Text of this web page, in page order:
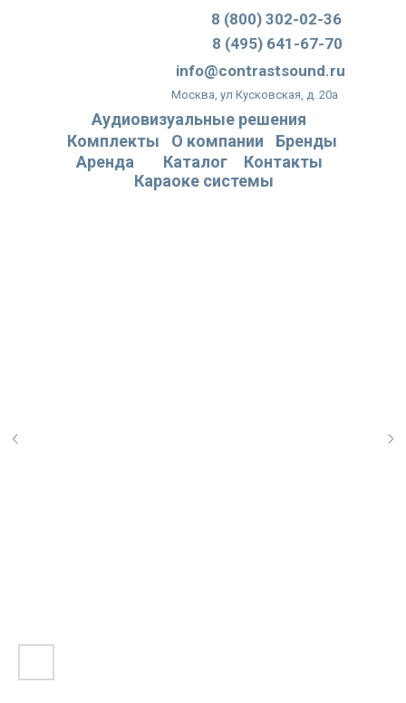
Каталог
Комплекты Бренды
О компании
Контакты
Москва, ул Кусковская, д. 20а
info@contrastsound.ru
8 (495) 641-67-70
8 (800) 302-02-36
Аренда
Аудиовизуальные решения
Караоке системы